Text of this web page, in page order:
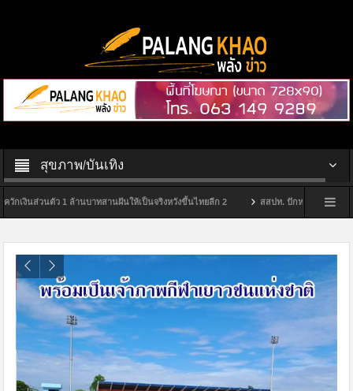
สุขภาพ/บันเทิง
นตัว 1 ล้านบาทสานฝันให้เป็นจริงหวังขึ้นไทยลีก 2 สสปท. ปักหมุดสุราษฎร์ฯ ยกระดับ